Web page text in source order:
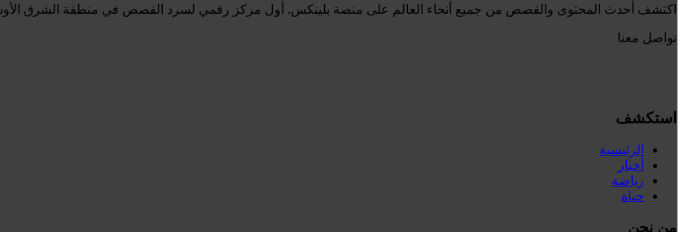
اكتشف أحدث المحتوى والقصص من جميع أنحاء العالم على منصة بلينكس. أول مركز رقمي لسرد القصص في منطقة الشرق
تواصل معنا
استكشف
الرئيسية
أخبار
رياضة
حياة
من نحن